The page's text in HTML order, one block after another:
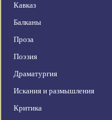
Кавказ
Балканы
Проза
Поэзия
Драматургия
Искания и размышления
Критика